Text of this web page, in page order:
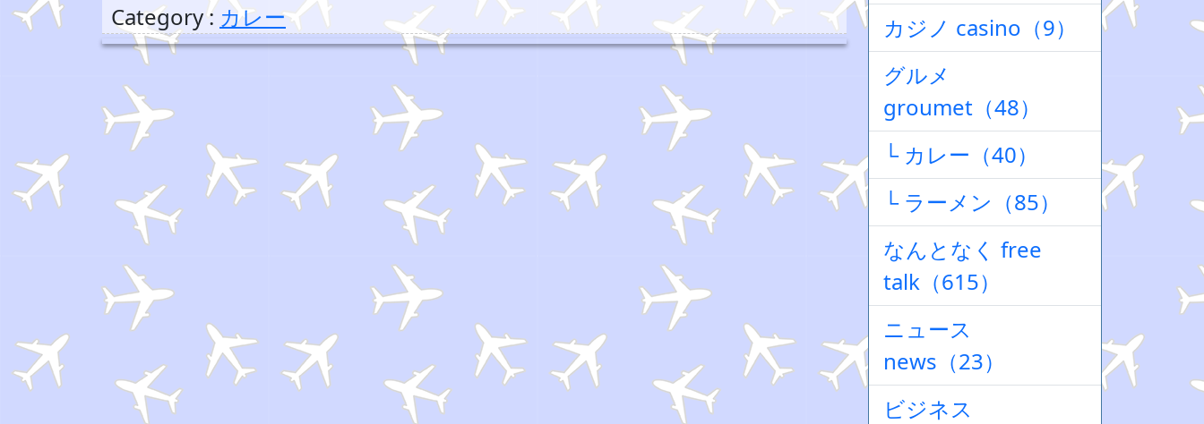
Category : カレー
カジノ casino（9）
グルメ
groumet（48）
└ カレー（40）
└ ラーメン（85）
なんとなく free
talk（615）
ニュース
news（23）
ビジネス